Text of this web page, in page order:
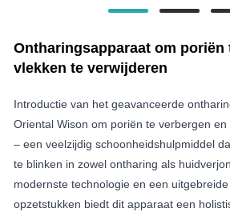
Ontharingsapparaat om poriën
vlekken te verwijderen
Introductie van het geavanceerde
Oriental Wison om poriën te verbergen
– een veelzijdig schoonheidshulpmiddel
te blinken in zowel ontharing als
modernste technologie en een
opzetstukken biedt dit apparaat een